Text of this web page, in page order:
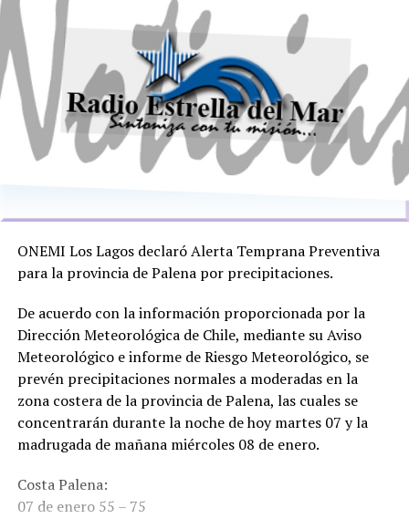
ONEMI Los Lagos declaró Alerta Temprana Preventiva
para la provincia de Palena por precipitaciones.
De acuerdo con la información proporcionada por la
Dirección Meteorológica de Chile, mediante su Aviso
Meteorológico e informe de Riesgo Meteorológico, se
prevén precipitaciones normales a moderadas en la
zona costera de la provincia de Palena, las cuales se
concentrarán durante la noche de hoy martes 07 y la
madrugada de mañana miércoles 08 de enero.
Costa Palena:
07 de enero 55 – 75